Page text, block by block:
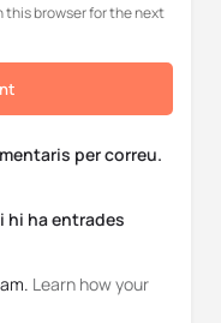
this browser for the next
per correu.
hi ha entrades
Learn how your